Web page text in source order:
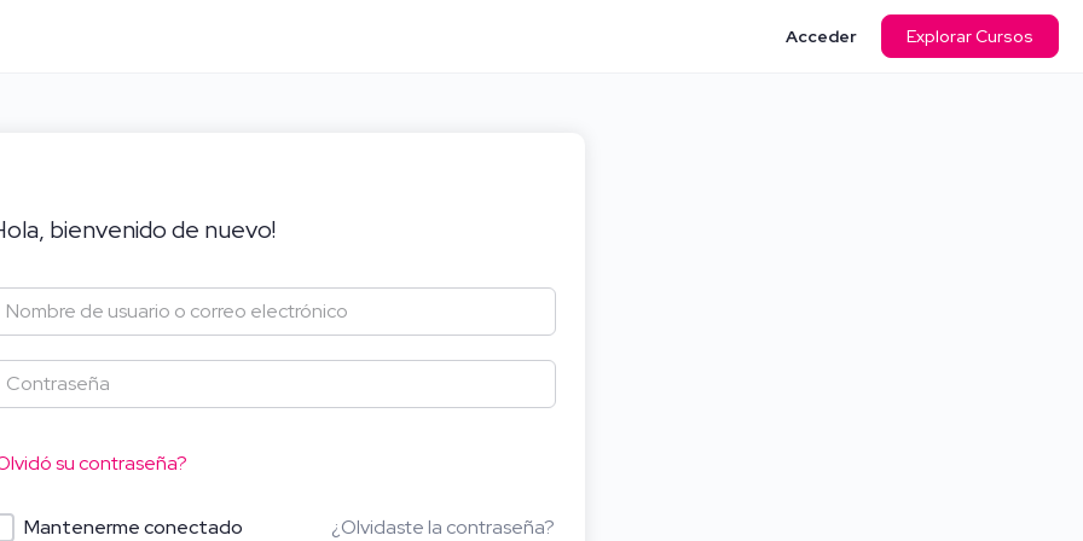
Acceder Explorar Cursos
bienvenido de nuevo!
su contraseña?
Mantenerme conectado ¿Olvidaste la contraseña?